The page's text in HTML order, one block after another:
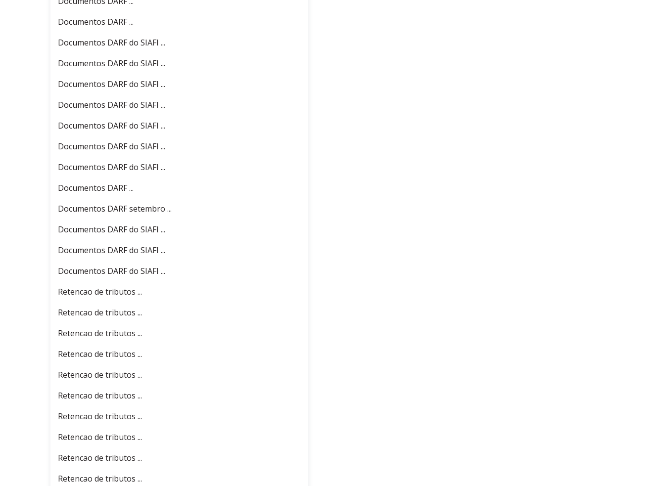
Documentos DARF ...
Documentos DARF do SIAFI ...
Documentos DARF do SIAFI ...
Documentos DARF do SIAFI ...
Documentos DARF do SIAFI ...
Documentos DARF do SIAFI ...
Documentos DARF do SIAFI ...
Documentos DARF do SIAFI ...
Documentos DARF ...
Documentos DARF setembro ...
Documentos DARF do SIAFI ...
Documentos DARF do SIAFI ...
Documentos DARF do SIAFI ...
Retencao de tributos ...
Retencao de tributos ...
Retencao de tributos ...
Retencao de tributos ...
Retencao de tributos ...
Retencao de tributos ...
Retencao de tributos ...
Retencao de tributos ...
Retencao de tributos ...
Retencao de tributos ...